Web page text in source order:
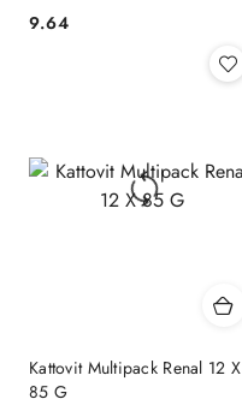
Cena:
9.64
Kattovit Multipack Renal 12 X
85 G